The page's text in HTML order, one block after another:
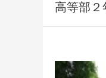
高等部２